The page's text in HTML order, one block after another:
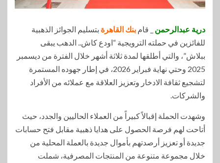
درية عبدالرحمن _ قام بنك القاهرة بتسليم الجوائز الذهبية
للفائزين في حملته الترويجية “اودع كاش.. الدهب يبقى
ببلاش”، والتي أطلقها لمدة ثلاثة أشهر خلال الفترة من ديسمبر
2025 وحتي نهاية فبراير 2026، في إطار جهوده المستمرة
لتشجيع ثقافة الادخار وتعزيز العلاقة مع عملائه من الأفراد
والشركات.
وشهدت الحملة إقبالاً كبيراً من العملاء الحاليين والجدد، حيث
أتاحت لهم فرصة الحصول على هدايا ذهبية مقابل فتح حسابات
جديدة أو تعزيز أرصدتهم بأموال جديدة بالعملة المحلية من
خلال مجموعة متنوعة من المنتجات المصرفية، شملت